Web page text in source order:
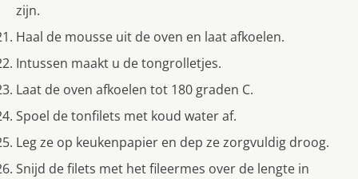
zijn.
Haal de mousse uit de oven en laat afkoelen.
Intussen maakt u de tongrolletjes.
Laat de oven afkoelen tot 180 graden C.
Spoel de tonfilets met koud water af.
Leg ze op keukenpapier en dep ze zorgvuldig droog.
Snijd de filets met het fileermes over de lengte in